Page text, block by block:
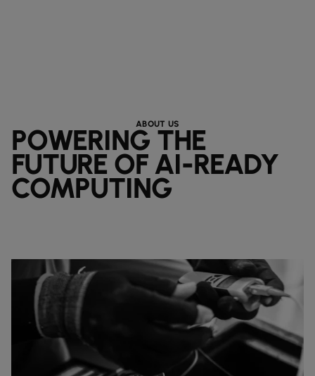
ABOUT US
POWERING THE
FUTURE OF AI-READY
COMPUTING